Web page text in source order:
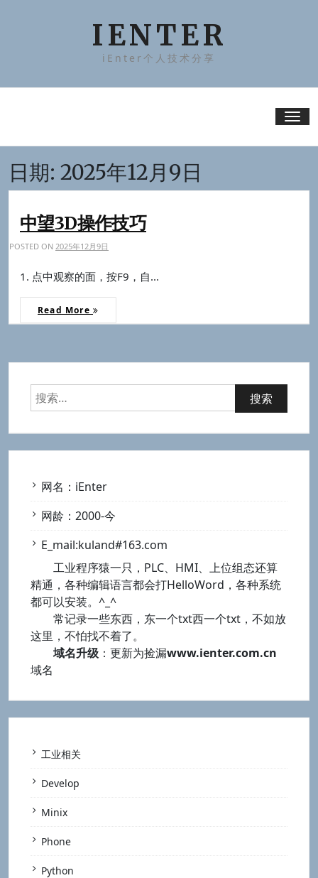
IENTER
iEnter个人技术分享
日期: 2025年12月9日
中望3D操作技巧
POSTED ON 2025年12月9日
1. 点中观察的面，按F9，自...
Read More
搜
索：
网名：iEnter
网龄：2000-今
E_mail:kuland#163.com
工业程序猿一只，PLC、HMI、上位组态还算
精通，各种编辑语言都会打HelloWord，各种系统
都可以安装。^_^
常记录一些东西，东一个txt西一个txt，不如放
这里，不怕找不着了。
域名升级 ：更新为捡漏www.ienter.com.cn
域名
工业相关
Develop
Minix
Phone
Python